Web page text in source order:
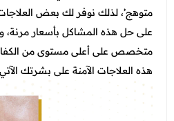
متوهج’، لذلك نوفر لك بعض
على حل هذه المشاكل بأسعار مرنة،
متخصص على أعلى مستوى من الكفاءة
هذه العلاجات الآمنة على بشرتك الآتي: